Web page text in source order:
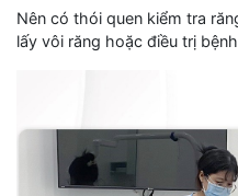
Nên có thói quen kiểm tra
lấy vôi răng hoặc điều trị